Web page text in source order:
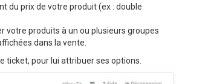
du prix de votre produit (ex : double
votre produits à un ou plusieurs groupes
dans la vente.
ticket, pour lui attribuer ses options.